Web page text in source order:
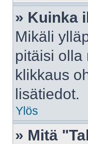
» Kuinka
Mikäli
pitäisi olla
klikkaus
lisätiedot.
Ylös
» Mitä